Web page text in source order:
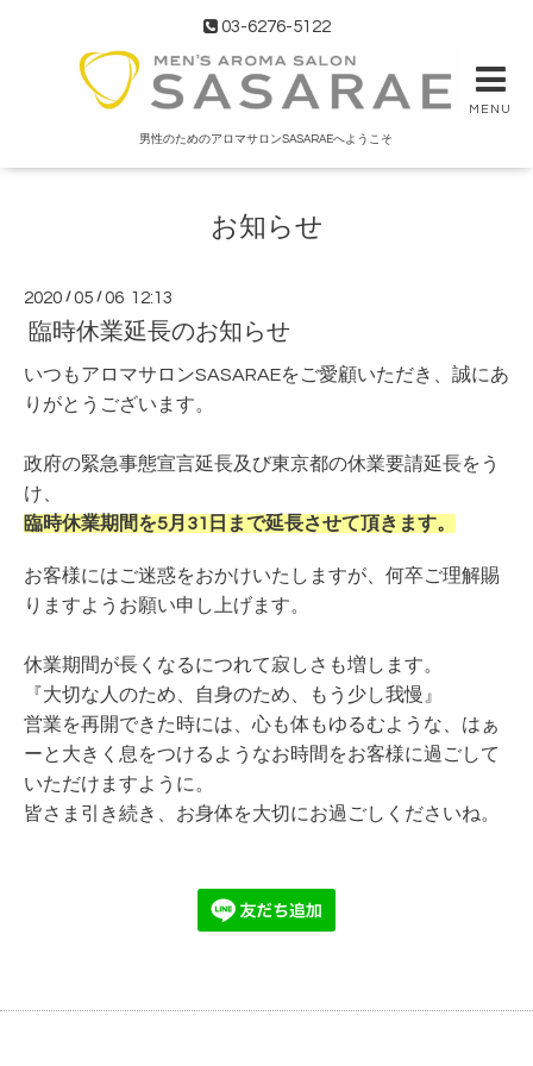
03-6276-5122
MENU
男性のためのアロマサロンSASARAEへようこそ
お知らせ
2020 /05 /06 12:13
臨時休業延長のお知らせ
いつもアロマサロンSASARAEをご愛顧いただき、誠にあ
りがとうございます。
政府の緊急事態宣言延長及び東京都の休業要請延長をう
け、
臨時休業期間を5月31日まで延長させて頂きます。
お客様にはご迷惑をおかけいたしますが、何卒ご理解賜
りますようお願い申し上げます。
休業期間が長くなるにつれて寂しさも増します。
『大切な人のため、自身のため、もう少し我慢』
営業を再開できた時には、心も体もゆるむような、はぁ
ーと大きく息をつけるようなお時間をお客様に過ごして
いただけますように。
皆さま引き続き、お身体を大切にお過ごしくださいね。